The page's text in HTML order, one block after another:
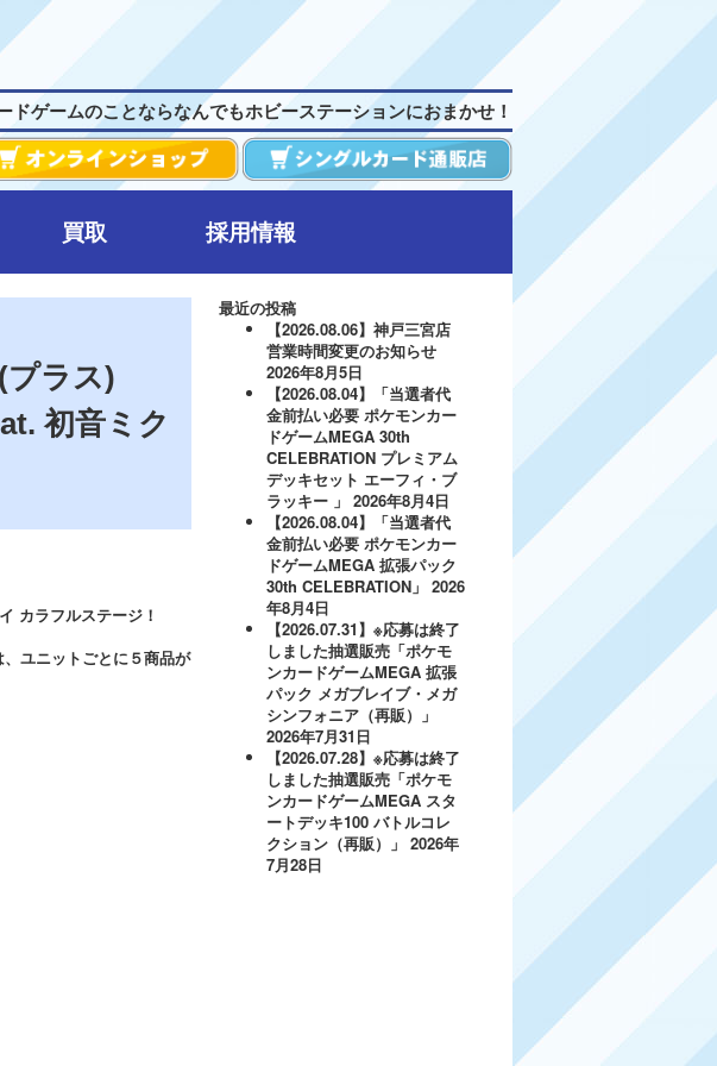
ドゲームのことならなんでもホビーステーションにおまかせ！
買取 採用情報
ラス)
初音ミク
カラフルステージ！
ユニットごとに５商品が
最近の投稿
【2026.08.06】神戸三宮店
営業時間変更のお知らせ
2026年8月5日
【2026.08.04】「当選者代
金前払い必要 ポケモンカー
ドゲームMEGA 30th
CELEBRATION プレミアム
デッキセット エーフィ・ブ
ラッキー 」 2026年8月4日
【2026.08.04】「当選者代
金前払い必要 ポケモンカー
ドゲームMEGA 拡張パック
30th CELEBRATION」 2026
年8月4日
【2026.07.31】※応募は終了
しました抽選販売「ポケモ
ンカードゲームMEGA 拡張
パック メガブレイブ・メガ
シンフォニア（再販）」
2026年7月31日
【2026.07.28】※応募は終了
しました抽選販売「ポケモ
ンカードゲームMEGA スタ
ートデッキ100 バトルコレ
クション（再販）」 2026年
7月28日